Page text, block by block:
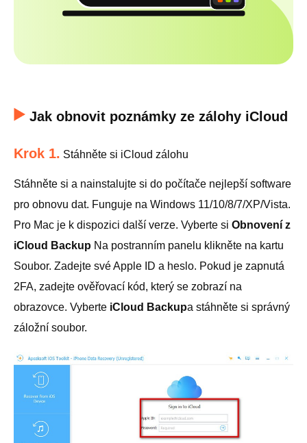
Jak obnovit poznámky ze zálohy iCloud
Krok 1. Stáhněte si iCloud zálohu
Stáhněte si a nainstalujte si do počítače nejlepší software
pro obnovu dat. Funguje na Windows 11/10/8/7/XP/Vista.
Pro Mac je k dispozici další verze. Vyberte si Obnovení z
iCloud Backup Na postranním panelu klikněte na kartu
Soubor. Zadejte své Apple ID a heslo. Pokud je zapnutá
2FA, zadejte ověřovací kód, který se zobrazí na
obrazovce. Vyberte iCloud Backupa stáhněte si správný
záložní soubor.